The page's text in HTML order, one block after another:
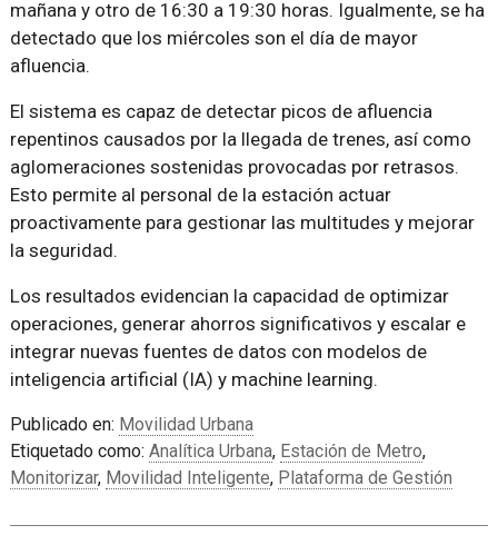
mañana y otro de 16:30 a 19:30 horas. Igualmente, se ha
detectado que los miércoles son el día de mayor
afluencia.
El sistema es capaz de detectar picos de afluencia
repentinos causados por la llegada de trenes, así como
aglomeraciones sostenidas provocadas por retrasos.
Esto permite al personal de la estación actuar
proactivamente para gestionar las multitudes y mejorar
la seguridad.
Los resultados evidencian la capacidad de optimizar
operaciones, generar ahorros significativos y escalar e
integrar nuevas fuentes de datos con modelos de
inteligencia artificial (IA) y machine learning.
Publicado en: Movilidad Urbana
Etiquetado como: Analítica Urbana, Estación de Metro,
Monitorizar, Movilidad Inteligente, Plataforma de Gestión